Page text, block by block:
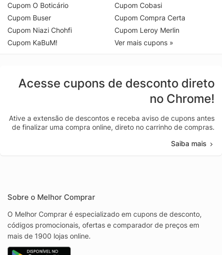
Cupom O Boticário
Cupom Buser
Cupom Niazi Chohfi
Cupom KaBuM!
Cupom Cobasi
Cupom Compra Certa
Cupom Leroy Merlin
Ver mais cupons »
Acesse cupons de desconto direto
no Chrome!
Ative a extensão de descontos e receba aviso de cupons antes
de finalizar uma compra online, direto no carrinho de compras.
Saiba mais
Sobre o Melhor Comprar
O Melhor Comprar é especializado em cupons de desconto,
códigos promocionais, ofertas e comparador de preços em
mais de 1900 lojas online.